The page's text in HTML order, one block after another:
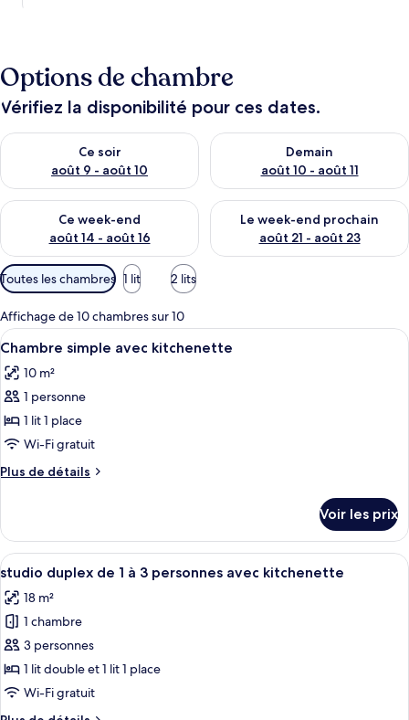
Options de chambre
Vérifiez la disponibilité pour ces dates.
Ce soir
août 9 - août 10
Vérifier la disponibilité pour ce soir août 9 - août 10
Demain
août 10 - août 11
Vérifier la disponibilité pour
Ce week-end
août 14 - août 16
Vérifier la disponibilité pour ce week-end août 14 - août 16
Le week-end prochain
août 21 - août 23
Vérifier la disponibilité pour
Filtres
disponibles
pour
les
chambres
Toutes les chambres 1 lit 2 lits
Affichage de 10 chambres sur 10
Afficher
toutes
les
photos
pour
ce
type
de
Chambre
simple
avec
kitchenette
Une chambre à coucher
13
Chambre simple avec kitchenette
10 m²
1 personne
1 lit 1 place
Wi-Fi gratuit
Plus de détails
Plus
le
type
de
Chambre
simple
avec
kitchenette
Voir les prix
Afficher
toutes
les
photos
pour
ce
type
Une petite cuisine équipée d’une
10
studio duplex de 1 à 3 personnes avec kitchenette
18 m²
1 chambre
3 personnes
1 lit double et 1 lit 1 place
Wi-Fi gratuit